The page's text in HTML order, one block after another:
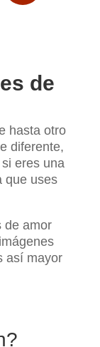
de
hasta otro
diferente,
eres una
que uses
de amor
así mayor